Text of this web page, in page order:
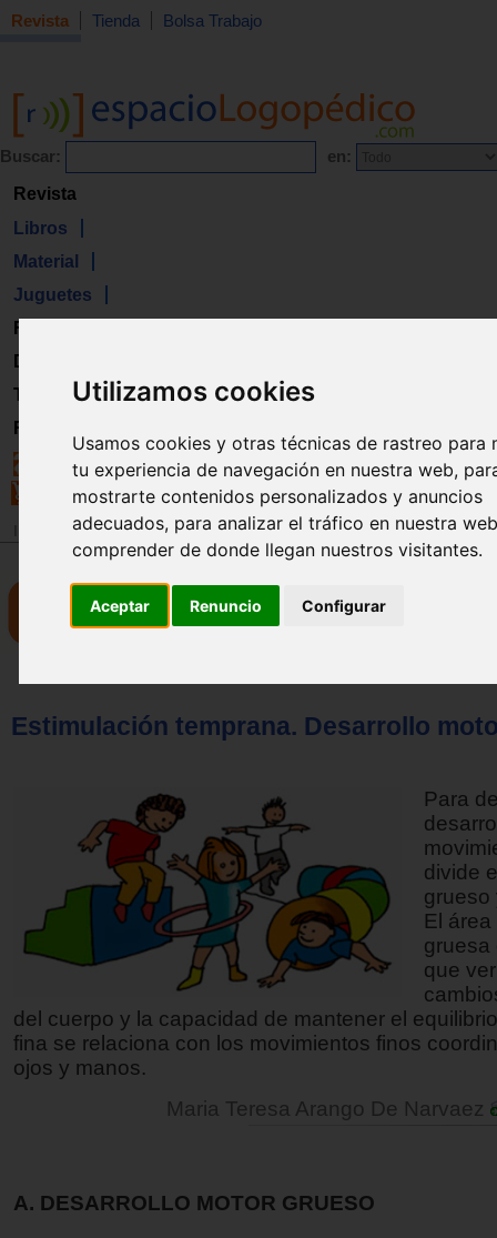
Utilizamos cookies
Usamos cookies y otras técnicas de rastreo para
tu experiencia de navegación en nuestra web,
mostrarte contenidos personalizados y anuncios
adecuados, para analizar el tráfico en nuestra
comprender de donde llegan nuestros visitantes.
Aceptar Renuncio Configurar
Revista Tienda Bolsa Trabajo
Buscar: en:
Revista
Libros
Material
Juguetes
Formación
Directorio
Trabajo
Registro
Revista
Estimulación temprana. Desarrollo
Para
divide
grueso
El
gruesa
que
del cuerpo y la capacidad de mantener el
fina se relaciona con los movimientos finos
ojos y manos.
Maria Teresa Arango De Narvaez
A. DESARROLLO MOTOR GRUESO